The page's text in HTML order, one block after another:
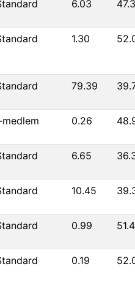
6.03
1.30
79.39
medlem 0.26
6.65
10.45
0.99
0.19